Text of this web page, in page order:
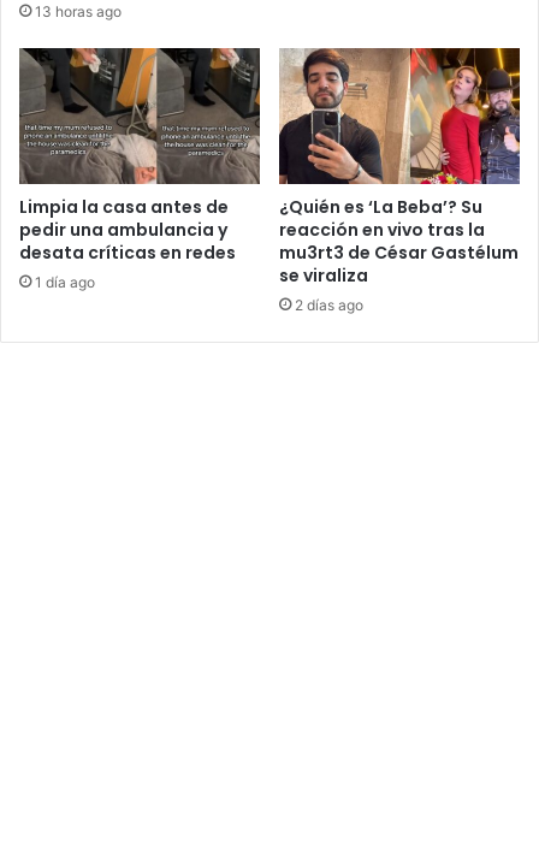
13 horas ago
Limpia la casa antes de
pedir una ambulancia y
desata críticas en redes
1 día ago
¿Quién es ‘La Beba’? Su
reacción en vivo tras la
mu3rt3 de César Gastélum
se viraliza
2 días ago